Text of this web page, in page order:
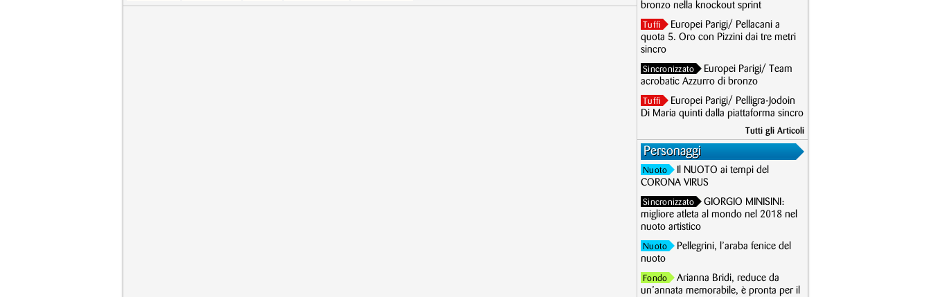
bronzo nella knockout sprint
Tuffi
Europei Parigi/ Pellacani a
quota 5. Oro con Pizzini dai tre metri
sincro
Sincronizzato
Europei Parigi/ Team
acrobatic Azzurro di bronzo
Tuffi
Europei Parigi/ Pelligra-Jodoin
Di Maria quinti dalla piattaforma sincro
Tutti gli Articoli
Personaggi
Nuoto
Il NUOTO ai tempi del
CORONA VIRUS
Sincronizzato
GIORGIO MINISINI:
migliore atleta al mondo nel 2018 nel
nuoto artistico
Nuoto
Pellegrini, l’araba fenice del
nuoto
Fondo
Arianna Bridi, reduce da
un’annata memorabile, è pronta per il